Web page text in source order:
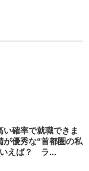
い確率で就職できま
優秀な“首都圏の私
えば？ ラ...